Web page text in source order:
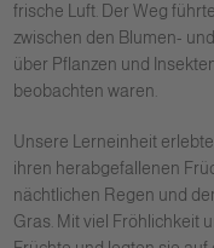
frische Luft. Der Weg
zwischen den Blumen-
über Pflanzen und
beobachten waren.
Unsere Lerneinheit
ihren herabgefallenen
nächtlichen Regen und
Gras. Mit viel Fröhlichkeit